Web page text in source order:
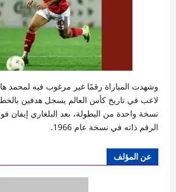
وشهدت المباراة رقمًا غير مرغوب فيه لمحمد
لاعب في تاريخ كأس العالم يسجل هدفين
نسخة واحدة من البطولة، بعد البلغاري
الرقم ذاته في نسخة عام 1966.
عن المؤلف